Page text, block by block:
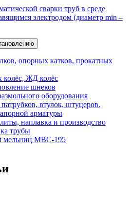
сварки труб в среде
электродом (диаметр min –
опорных катков, прокатных
колёс, ЖД колёс
шнеков
оборудования
втулок, штуцеров.
арматуры
наплавка и производство
трубы
мельниц МВС-195